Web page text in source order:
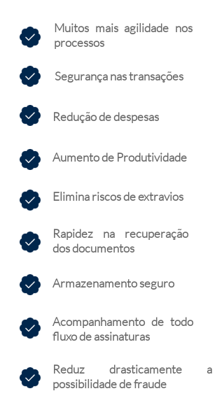
Rapidez na recuperação
dos documentos
Armazenamento seguro
Acompanhamento de todo
fluxo de assinaturas
Reduz drasticamente a
possibilidade de fraude
Muitos mais agilidade nos
processos
Segurança nas transações
Aumento de Produtividade
Elimina riscos de extravios
Redução de despesas